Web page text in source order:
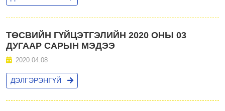
ТӨСВИЙН ГҮЙЦЭТГЭЛИЙН 2020 ОНЫ 03
ДУГААР САРЫН МЭДЭЭ
2020.04.08
ДЭЛГЭРЭНГҮЙ